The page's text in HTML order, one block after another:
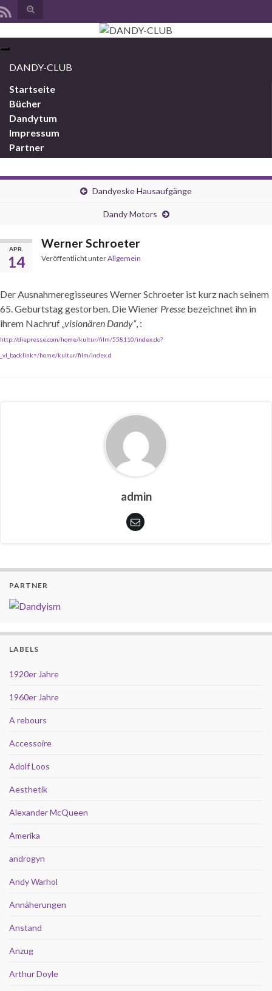
Suchbox
Search for:
Navigation
DANDY-CLUB
Startseite
Bücher
Dandytum
Impressum
Partner
Dandyeske Hausaufgänge
Dandy Motors
APR.
14
Werner Schroeter
Veröffentlicht unterAllgemein
Der Ausnahmeregisseures Werner Schroeter ist kurz nach seinem
65. Geburtstag gestorben. Die Wiener Presse bezeichnet ihn in
ihrem Nachruf„visionären Dandy“, :
http://diepresse.com/home/kultur/film/558110/index.do?
_vl_backlink=/home/kultur/film/index.d
admin
PARTNER
LABELS
1920er Jahre
1960er Jahre
A rebours
Accessoire
Adolf Loos
Aesthetik
Alexander McQueen
Amerika
androgyn
Andy Warhol
Annäherungen
Anstand
Anzug
Arthur Doyle